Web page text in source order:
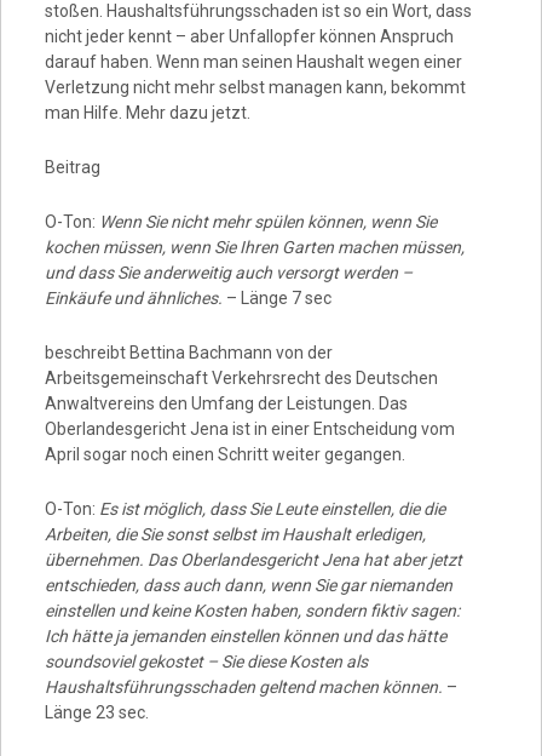
stoßen. Haushaltsführungsschaden ist so ein Wort, dass
nicht jeder kennt – aber Unfallopfer können Anspruch
darauf haben. Wenn man seinen Haushalt wegen einer
Verletzung nicht mehr selbst managen kann, bekommt
man Hilfe. Mehr dazu jetzt.
Beitrag
O-Ton: Wenn Sie nicht mehr spülen können, wenn Sie
kochen müssen, wenn Sie Ihren Garten machen müssen,
und dass Sie anderweitig auch versorgt werden –
Einkäufe und ähnliches. – Länge 7 sec
beschreibt Bettina Bachmann von der
Arbeitsgemeinschaft Verkehrsrecht des Deutschen
Anwaltvereins den Umfang der Leistungen. Das
Oberlandesgericht Jena ist in einer Entscheidung vom
April sogar noch einen Schritt weiter gegangen.
O-Ton: Es ist möglich, dass Sie Leute einstellen, die die
Arbeiten, die Sie sonst selbst im Haushalt erledigen,
übernehmen. Das Oberlandesgericht Jena hat aber jetzt
entschieden, dass auch dann, wenn Sie gar niemanden
einstellen und keine Kosten haben, sondern fiktiv sagen:
Ich hätte ja jemanden einstellen können und das hätte
soundsoviel gekostet – Sie diese Kosten als
Haushaltsführungsschaden geltend machen können. –
Länge 23 sec.